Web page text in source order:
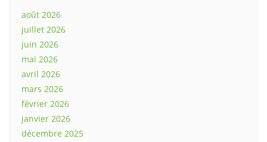
août 2026
juillet 2026
juin 2026
mai 2026
avril 2026
mars 2026
février 2026
janvier 2026
décembre 2025